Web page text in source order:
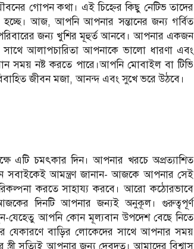
গোপন কথা। এই চিহ্নের কিছু নেটিভ তাদের
আজ, আপনি আপনার সন্তানের জন্য গর্বিত
জন্য খুশির মূহুর্ত আনবে। আপনার একজন
সাথে আলাপচারিতা আপনাকে ভালো ধারণা এবং
সময় নষ্ট করতে পারে।আপনি মোবাইল বা টিভি
জীবন মজা, আনন্দ এবং সুখে ভরে উঠবে।
এটি চমৎকার দিন। আপনার খরচে অপ্রত্যাশিত
সবাইকেই আমন্ত্রণ জানান- আজকে আপনার সেই
করতে সাহায্য করবে। আরো কঠোরভাবে
দিনটি আপনার জন্যই অনুকূল। গুরুত্বপূর্ণ
যেহেতু আপনি কোন মূল্যবান উপদেশ বেছে নিতে
যেকারণে বাড়ির লোকেদের সাথে আপনার সময়
সত্যিই আপনার জন্য দেবদূত। আমাদের বিশ্বাস